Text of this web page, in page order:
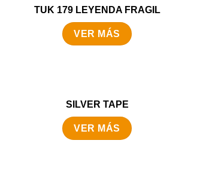
TUK 179 LEYENDA FRAGIL
VER MÁS
SILVER TAPE
VER MÁS